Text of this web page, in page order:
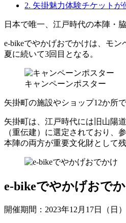
2. 矢掛魅力体験チケットが
日本で唯一、江戸時代の本陣・
e-bikeでやかげおでかけは、モ
夏に続いて3回目となる。
キャンペーンポスター
矢掛町の施設やショップ12か所
矢掛町は、江戸時代には旧山陽
（重伝建）に選定されており、
本陣の両方が重要文化財として
e-bikeでやかげおで
開催期間：2023年12月17日（日